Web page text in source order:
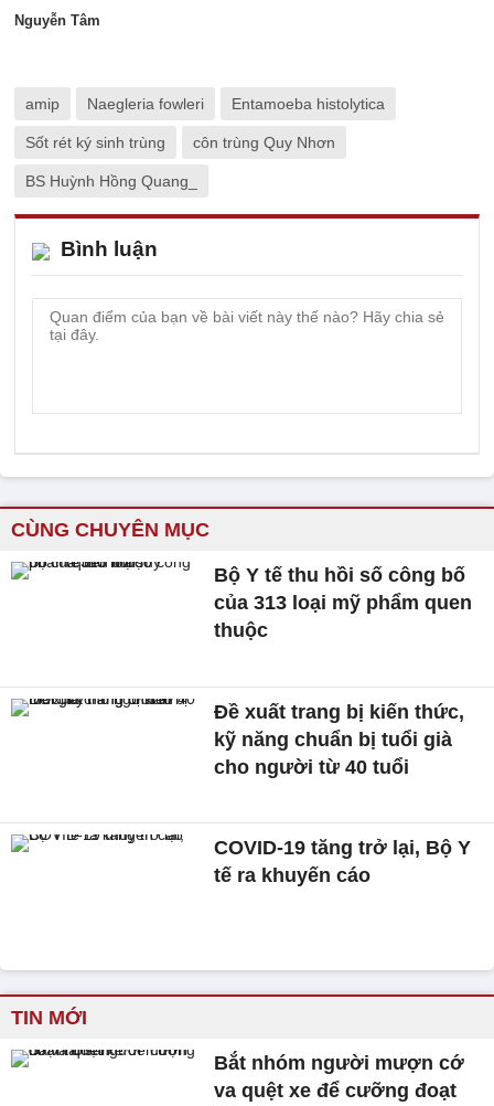
Nguyễn Tâm
amip Naegleria fowleri Entamoeba histolytica
Sốt rét ký sinh trùng côn trùng Quy Nhơn
BS Huỳnh Hồng Quang_
Bình luận
CÙNG CHUYÊN MỤC
Bộ Y tế thu hồi số công bố
của 313 loại mỹ phẩm quen
thuộc
Đề xuất trang bị kiến thức,
kỹ năng chuẩn bị tuổi già
cho người từ 40 tuổi
COVID-19 tăng trở lại, Bộ Y
tế ra khuyến cáo
TIN MỚI
Bắt nhóm người mượn cớ
va quệt xe để cưỡng đoạt